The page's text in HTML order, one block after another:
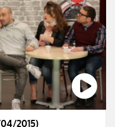
2015)